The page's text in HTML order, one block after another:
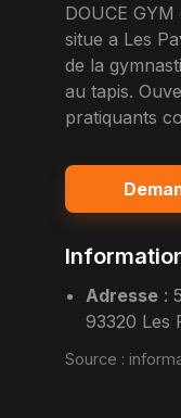
DOUCE
situe a Les
de la
au tapis.
pratiquants
Adresse :
93320 Les
Source :